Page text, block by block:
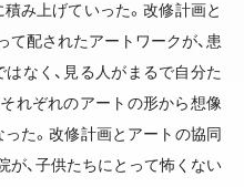
み上げていった。改修計画と
て配されたアートワークが、患
なく、見る人がまるで自分た
れぞれのアートの形から想像
た。改修計画とアートの協同
が、子供たちにとって怖くない